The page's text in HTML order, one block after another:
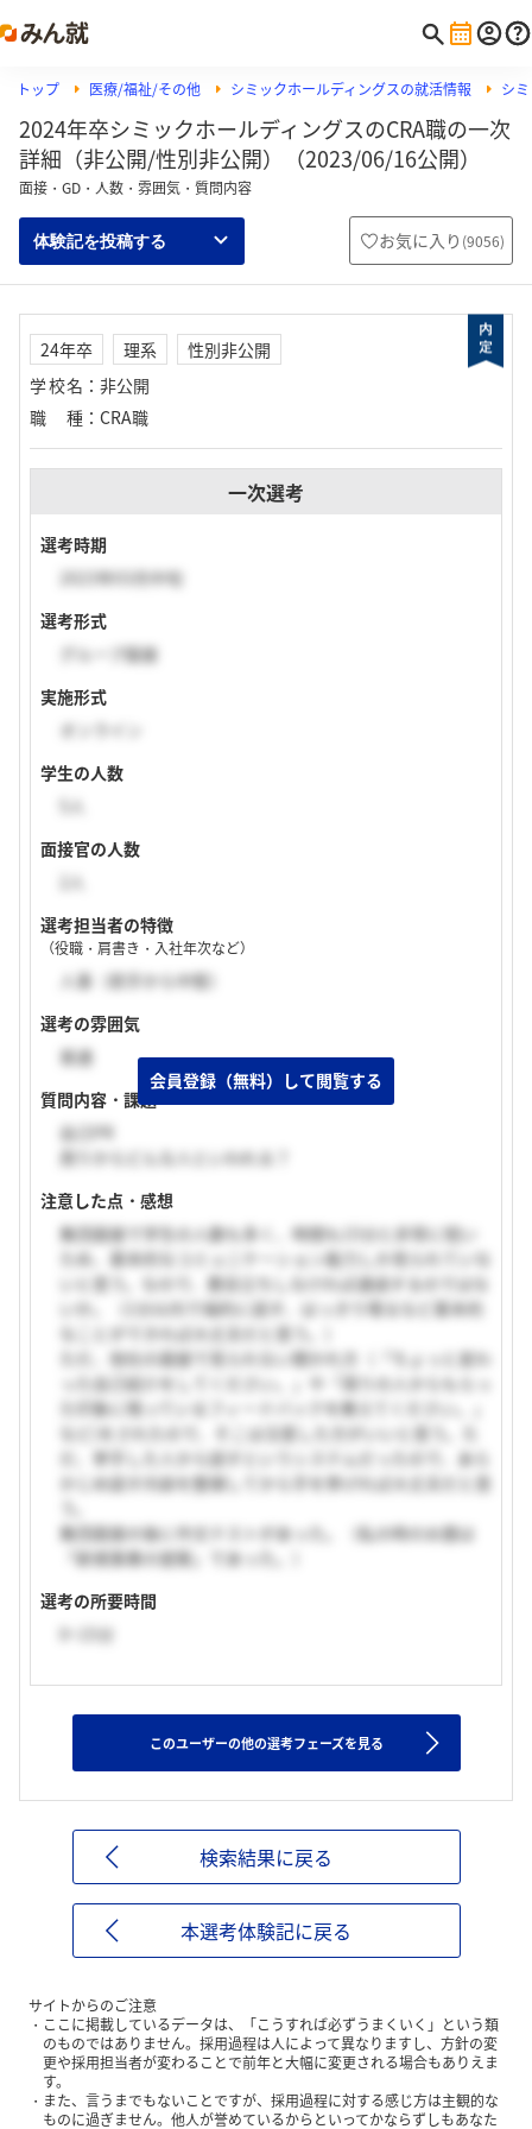
トップ 医療/福祉/その他 シミックホールディングスの就活情報 シ
2024年卒シミックホールディングスのCRA職の一次
詳細（非公開/性別非公開）（2023/06/16公開）
面接・GD・人数・雰囲気・質問内容
体験記を投稿する お気に入り (9056)
24年卒 理系
性別非公開
学校名 ： 非公開
職種 ： CRA職
一次選考
選考時期
2023年03月中旬
選考形式
グループ面接
実施形式
オンライン
学生の人数
面接官の人数
選考担当者の特徴
（役職・肩書き・入社年次など）
人事（若手から中堅）
選考の雰囲気
普通
質問内容・課題
自己PR
周りからどんな人といわれる？
注意した点・感想
集団面接で学生の人数も多く、時間も15分と非常に短い
ため、基本的なコミュニケーション能力しか見られていな
いと思う。なので、悪目立ちしなければ通過するのではな
いか。（1分以内で端的に話す、はっきり喋るなど基本的
なことができれば大丈夫だと思う。）
ただ、他社の面接で見られない聞かれ方（「ちょっと変わ
った自己紹介をしてください。」や「周りの人からもらっ
た印象に残っているフィードバックを教えてください。」
など)をされたので、そこは注意した方がいいと思う。た
だ、挙手した人から話すというシステムだったので、あら
かじめ話す内容を整理してから手を挙げれば大丈夫だと思
集団面接の後に作文テストがあった。（私の時のお題は
「新規事業の提案」であった。）
選考の所要時間
0~15分
このユーザーの他の選考フェーズを見る
検索結果に戻る
本選考体験記に戻る
サイトからのご注意
ここに掲載しているデータは、「こうすれば必ずうまくいく」という類
のものではありません。採用過程は人によって異なりますし、方針の変
更や採用担当者が変わることで前年と大幅に変更される場合もありえま
す。
また、言うまでもないことですが、採用過程に対する感じ方は主観的な
ものに過ぎません。他人が誉めているからといってかならずしもあなた